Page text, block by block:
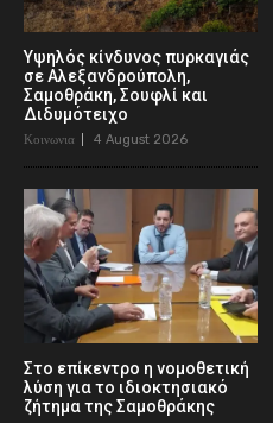
Υψηλός κίνδυνος πυρκαγιάς
σε Αλεξανδρούπολη,
Σαμοθράκη, Σουφλί και
Διδυμότειχο
Κοινωνια 4 August 2026
Στο επίκεντρο η νομοθετική
λύση για το ιδιοκτησιακό
ζήτημα της Σαμοθράκης